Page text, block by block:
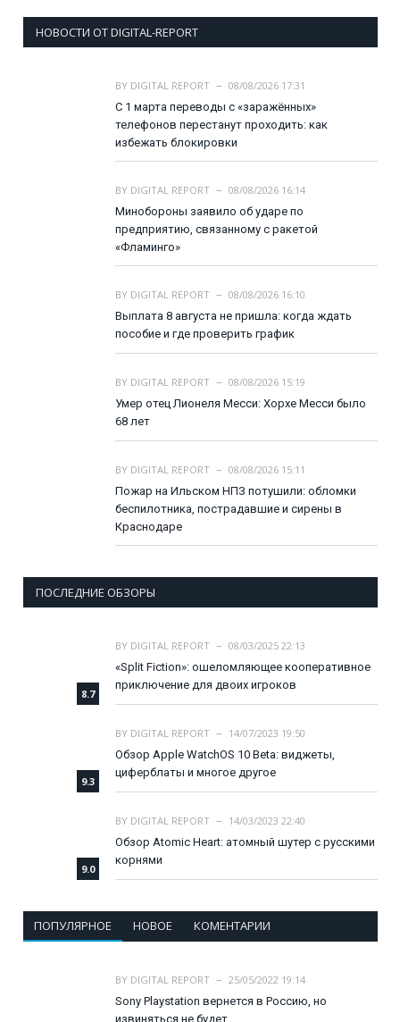
НОВОСТИ ОТ DIGITAL-REPORT
BY DIGITAL REPORT
08/08/2026 17:31
С 1 марта переводы с «заражённых»
телефонов перестанут проходить: как
избежать блокировки
BY DIGITAL REPORT
08/08/2026 16:14
Минобороны заявило об ударе по
предприятию, связанному с ракетой
«Фламинго»
BY DIGITAL REPORT
08/08/2026 16:10
Выплата 8 августа не пришла: когда ждать
пособие и где проверить график
BY DIGITAL REPORT
08/08/2026 15:19
Умер отец Лионеля Месси: Хорхе Месси было
68 лет
BY DIGITAL REPORT
08/08/2026 15:11
Пожар на Ильском НПЗ потушили: обломки
беспилотника, пострадавшие и сирены в
Краснодаре
ПОСЛЕДНИЕ ОБЗОРЫ
8.7
BY DIGITAL REPORT
08/03/2025 22:13
«Split Fiction»: ошеломляющее кооперативное
приключение для двоих игроков
9.3
BY DIGITAL REPORT
14/07/2023 19:50
Обзор Apple WatchOS 10 Beta: виджеты,
циферблаты и многое другое
9.0
BY DIGITAL REPORT
14/03/2023 22:40
Обзор Atomic Heart: атомный шутер с русскими
корнями
ПОПУЛЯРНОЕ НОВОЕ КОМЕНТАРИИ
BY DIGITAL REPORT
25/05/2022 19:14
Sony Playstation вернется в Россию, но
извиняться не будет